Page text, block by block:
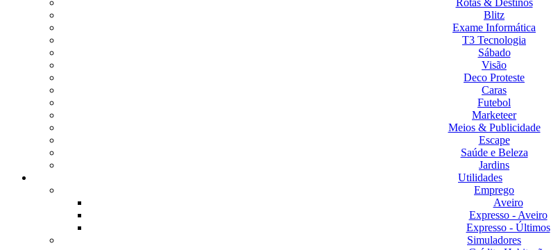
Rotas & Destinos
Blitz
Exame Informática
T3 Tecnologia
Sábado
Visão
Deco Proteste
Caras
Futebol
Marketeer
Meios & Publicidade
Escape
Saúde e Beleza
Jardins
Utilidades
Emprego
Aveiro
Expresso - Aveiro
Expresso - Últimos
Simuladores